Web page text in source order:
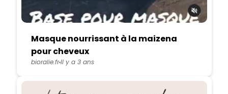
Masque nourrissant à la maizena
pour cheveux
bioralie.frIl y a 3 ans